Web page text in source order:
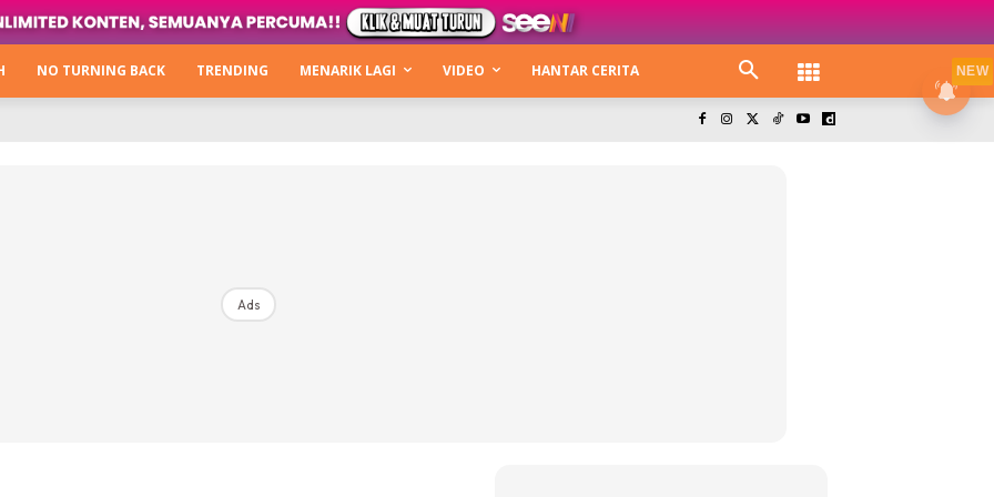
Hijabista
Next Level
NO TURNING BACK TRENDING MENARIK LAGI VIDEO HANTAR CERITA
Ads
NEW